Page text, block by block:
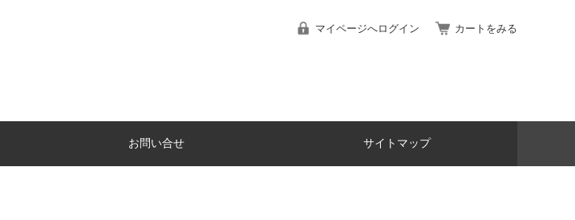
マイページへログイン カートをみる
お問い合せ サイトマップ